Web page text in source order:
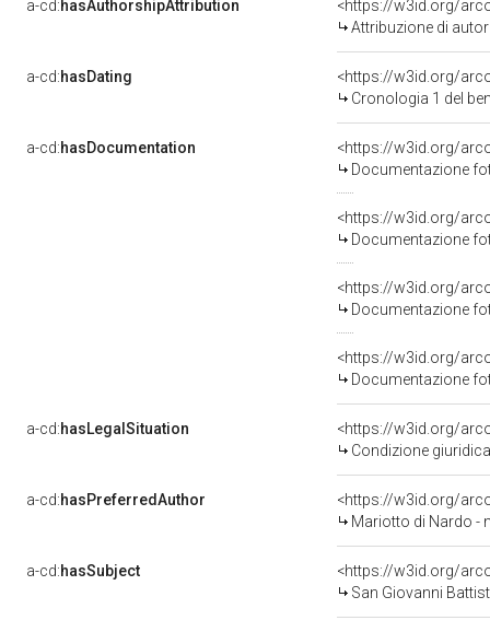
a-cd:hasAuthorshipAttribution
<https://w3id.org/
Attribuzione di
a-cd:hasDating
<https://w3id.org/
Cronologia 1 del
a-cd:hasDocumentation
Documentazione
Documentazione
Documentazione
Documentazione
a-cd:hasLegalSituation
<https://w3id.org/
Condizione
a-cd:hasPreferredAuthor
<https://w3id.org/
Mariotto di Nardo -
a-cd:hasSubject
<https://w3id.org/
San Giovanni Battista,